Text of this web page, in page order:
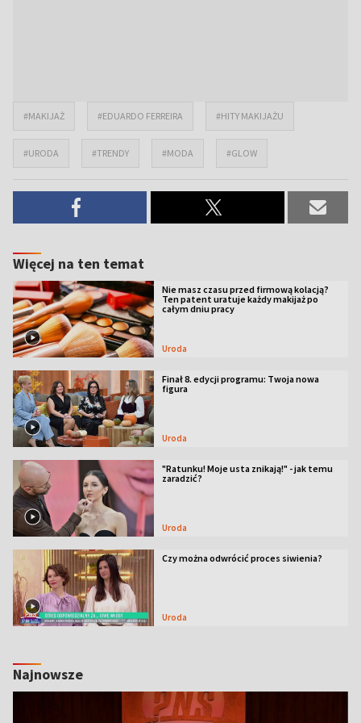
#MAKIJAŻ #EDUARDO FERREIRA #HITY MAKIJAŻU
#URODA #TRENDY #MODA #GLOW
Więcej na ten temat
Nie masz czasu przed firmową kolacją?
Ten patent uratuje każdy makijaż po
całym dniu pracy
Uroda
Finał 8. edycji programu: Twoja nowa
figura
Uroda
"Ratunku! Moje usta znikają!" - jak temu
zaradzić?
Uroda
Czy można odwrócić proces siwienia?
Uroda
Najnowsze